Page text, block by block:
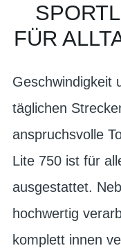
FÜR
Geschwindigkeit
täglichen
anspruchsvolle
Lite 750 ist für
ausgestattet.
hochwertig
komplett innen